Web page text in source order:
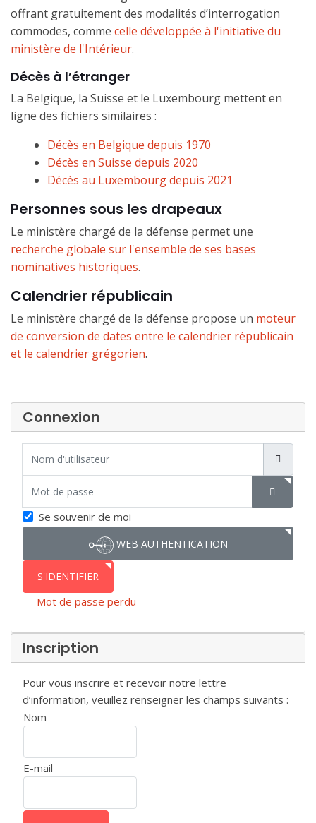
offrant gratuitement des modalités d’interrogation
commodes, comme celle développée à l'initiative du
ministère de l'Intérieur.
Décès à l’étranger
La Belgique, la Suisse et le Luxembourg mettent en
ligne des fichiers similaires :
Décès en Belgique depuis 1970
Décès en Suisse depuis 2020
Décès au Luxembourg depuis 2021
Personnes sous les drapeaux
Le ministère chargé de la défense permet une
recherche globale sur l'ensemble de ses bases
nominatives historiques.
Calendrier républicain
Le ministère chargé de la défense propose un moteur
de conversion de dates entre le calendrier républicain
et le calendrier grégorien.
Connexion
SHOW
Se souvenir de moi
WEB AUTHENTICATION
S'IDENTIFIER
Mot de passe perdu
Inscription
Pour vous inscrire et recevoir notre lettre
d’information, veuillez renseigner les champs suivants :
Nom
E-mail